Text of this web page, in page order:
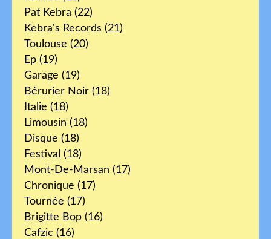
Pat Kebra (22)
Kebra's Records (21)
Toulouse (20)
Ep (19)
Garage (19)
Bérurier Noir (18)
Italie (18)
Limousin (18)
Disque (18)
Festival (18)
Mont-De-Marsan (17)
Chronique (17)
Tournée (17)
Brigitte Bop (16)
Cafzic (16)